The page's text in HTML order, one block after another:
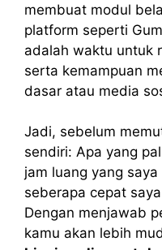
membuat modul
platform seperti
adalah waktu untuk
serta kemampuan
dasar atau media
Jadi, sebelum
sendiri: Apa yang
jam luang yang
seberapa cepat
Dengan menjawab
kamu akan lebih